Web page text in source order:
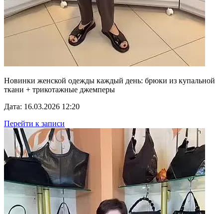
Новинки женской одежды каждый день: брюки из купальной
ткани + трикотажные джемперы
Дата: 16.03.2026 12:20
Перейти к записи